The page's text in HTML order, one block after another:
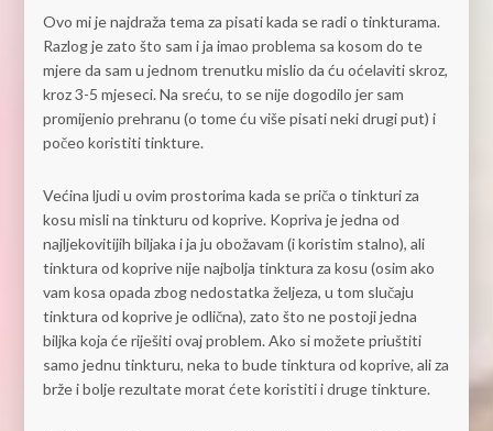
Ovo mi je najdraža tema za pisati kada se radi o tinkturama.
Razlog je zato što sam i ja imao problema sa kosom do te
mjere da sam u jednom trenutku mislio da ću oćelaviti skroz,
kroz 3-5 mjeseci. Na sreću, to se nije dogodilo jer sam
promijenio prehranu (o tome ću više pisati neki drugi put) i
počeo koristiti tinkture.
Većina ljudi u ovim prostorima kada se priča o tinkturi za
kosu misli na tinkturu od koprive. Kopriva je jedna od
najljekovitijih biljaka i ja ju obožavam (i koristim stalno), ali
tinktura od koprive nije najbolja tinktura za kosu (osim ako
vam kosa opada zbog nedostatka željeza, u tom slučaju
tinktura od koprive je odlična), zato što ne postoji jedna
biljka koja će riješiti ovaj problem. Ako si možete priuštiti
samo jednu tinkturu, neka to bude tinktura od koprive, ali za
brže i bolje rezultate morat ćete koristiti i druge tinkture.